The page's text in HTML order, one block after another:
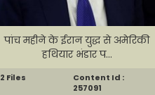
पांच महीने के ईरान युद्ध से अमेरिकी
हथियार भंडार प...
2 Files
Content Id :
257091